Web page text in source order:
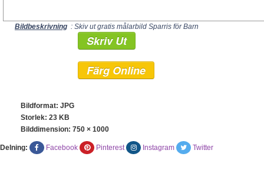
Bildbeskrivning : Skiv ut gratis målarbild Sparris för Barn
Skriv Ut
Färg Online
Bildformat: JPG
Storlek: 23 KB
Bilddimension: 750 × 1000
Delning: Facebook Pinterest Instagram Twitter